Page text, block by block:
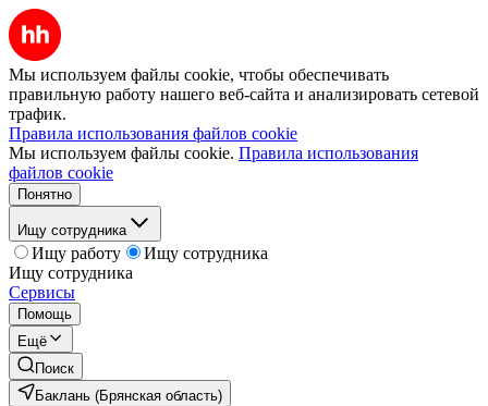
Мы используем файлы cookie, чтобы обеспечивать
правильную работу нашего веб-сайта и анализировать сетевой
трафик.
Правила использования файлов cookie
Мы используем файлы cookie. Правила использования
файлов cookie
Понятно
Ищу сотрудника
Ищу работу
Ищу сотрудника
Ищу сотрудника
Сервисы
Помощь
Ещё
Поиск
Баклань (Брянская область)